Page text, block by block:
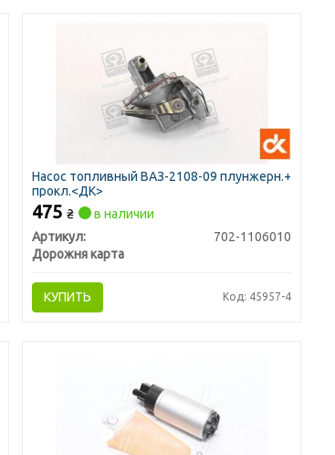
Насос топливный ВАЗ-2108-09 плунжерн.+
прокл.<ДК>
475₴
в наличии
Артикул:
702-1106010
Дорожня карта
КУПИТЬ Код: 45957-4